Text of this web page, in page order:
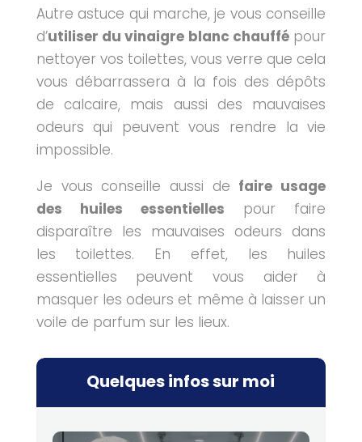
Autre astuce qui marche, je vous conseille
d’utiliser du vinaigre blanc chauffépour
nettoyer vos toilettes, vous verre que cela
vous débarrassera à la fois des dépôts
de calcaire, mais aussi des mauvaises
odeurs qui peuvent vous rendre la vie
impossible.
Je vous conseille aussi de faire usage
des huiles essentielles pour faire
disparaître les mauvaises odeurs dans
les toilettes. En effet, les huiles
essentielles peuvent vous aider à
masquer les odeurs et même à laisser un
voile de parfum sur les lieux.
Quelques infos sur moi